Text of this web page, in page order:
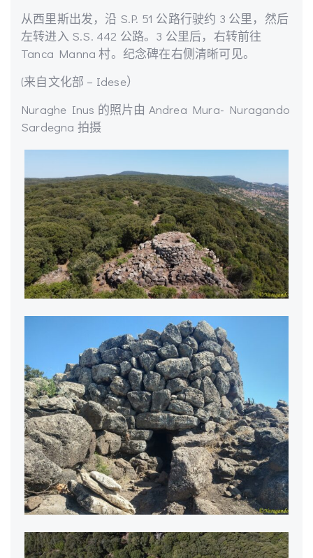
从西里斯出发，沿 S.P. 51 公路行驶约 3 公里，然后
左转进入 S.S. 442 公路。3 公里后，右转前往
Tanca Manna 村。纪念碑在右侧清晰可见。
(来自文化部 – Idese）
Nuraghe Inus 的照片由 Andrea Mura- Nuragando
Sardegna 拍摄